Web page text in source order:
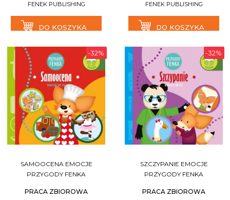
FENEK PUBLISHING
DO KOSZYKA
FENEK PUBLISHING
DO KOSZYKA
-32%
SAMOOCENA EMOCJE
PRZYGODY FENKA
PRACA ZBIOROWA
-32%
SZCZYPANIE EMOCJE
PRZYGODY FENKA
PRACA ZBIOROWA